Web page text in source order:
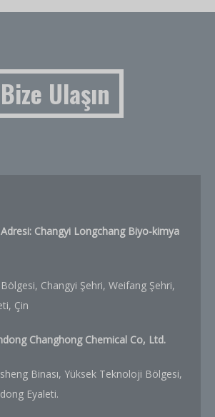
Bize Ulaşın
Changyi Longchang Biyo-kimya
Changyi Şehri, Weifang Şehri,
Çin
Changhong Chemical Co, Ltd.
Binası, Yüksek Teknoloji Bölgesi,
Eyaleti.